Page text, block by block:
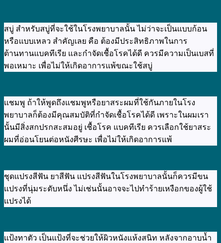
สบู่ สำหรับสบู่ที่จะใช้ในโรงพยาบาลนั้น ไม่ว่าจะเป็นแบบก้อน
หรือแบบเหลว สำคัญเลย คือ ต้องมีประสิทธิภาพในการ
ต้านทานแบคทีเรีย และกำจัดเชื้อโรคได้ดี ควรมีความเป็นเบสที่
พอเหมาะ เพื่อไม่ให้เกิดอาการแพ้ขณะใช้สบู่
แชมพู ถ้าให้พูดถึงแชมพูหรือยาสระผมที่ใช้กันภายในโรง
พยาบาลก็ต้องมีคุณสมบัติที่กำจัดเชื้อโรคได้ดี เพราะในผมเรา
นั้นมีสิ่งสกปรกสะสมอยู่ เชื้อโรค แบคทีเรีย ควรเลือกใช้ยาสระ
ผมที่อ่อนโยนต่อหนังศีรษะ เพื่อไม่ให้เกิดอาการแพ้
ชุดแปรงสีฟัน ยาสีฟัน แปรงสีฟันในโรงพยาบาลนั้นก็ควรมีขน
แปรงที่นุ่มระดับหนึ่ง ไม่เช่นนั้นอาจจะไปทำร้ายเหงือกของผู้ใช้
แปรงได้
แป้งทาตัว เป็นแป้งที่จะช่วยให้ผิวหนังแห้งสนิท หลังจากอาบน้ำ